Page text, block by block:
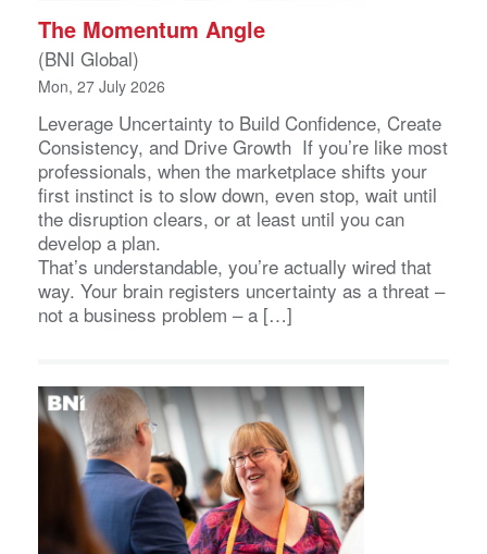
The Momentum Angle
(BNI Global)
Mon, 27 July 2026
Leverage Uncertainty to Build Confidence, Create
Consistency, and Drive Growth If you’re like most
professionals, when the marketplace shifts your
first instinct is to slow down, even stop, wait until
the disruption clears, or at least until you can
develop a plan.
That’s understandable, you’re actually wired that
way. Your brain registers uncertainty as a threat –
not a business problem – a […]